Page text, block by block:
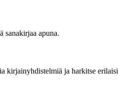
apuna.
kirjainyhdistelmiä ja harkitse